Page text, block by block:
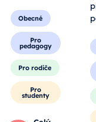
Obecné
Pro
pedagogy
Pro rodiče
Pro
studenty